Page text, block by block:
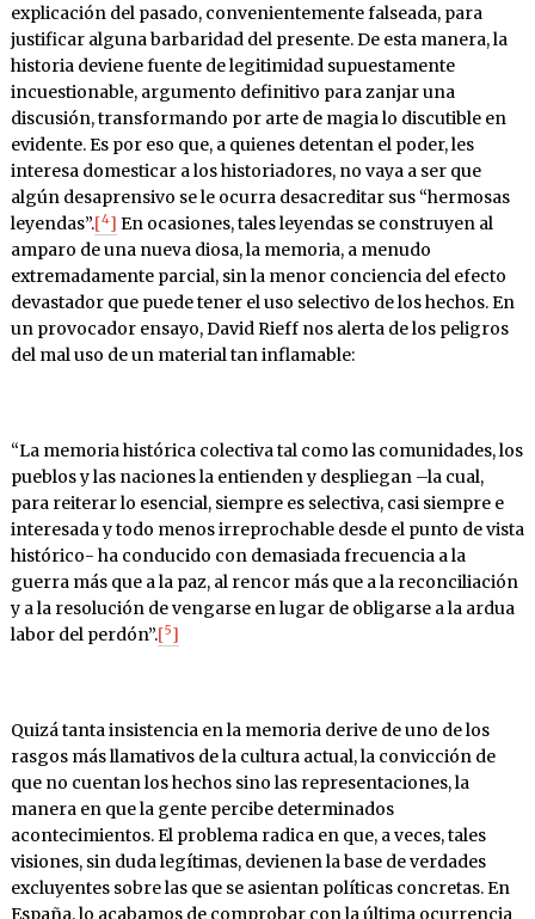
explicación del pasado, convenientemente falseada, para
justificar alguna barbaridad del presente. De esta manera, la
historia deviene fuente de legitimidad supuestamente
incuestionable, argumento definitivo para zanjar una
discusión, transformando por arte de magia lo discutible en
evidente. Es por eso que, a quienes detentan el poder, les
interesa domesticar a los historiadores, no vaya a ser que
algún desaprensivo se le ocurra desacreditar sus “hermosas
leyendas”.[4] En ocasiones, tales leyendas se construyen al
amparo de una nueva diosa, la memoria, a menudo
extremadamente parcial, sin la menor conciencia del efecto
devastador que puede tener el uso selectivo de los hechos. En
un provocador ensayo, David Rieff nos alerta de los peligros
del mal uso de un material tan inflamable:
“La memoria histórica colectiva tal como las comunidades, los
pueblos y las naciones la entienden y despliegan –la cual,
para reiterar lo esencial, siempre es selectiva, casi siempre e
interesada y todo menos irreprochable desde el punto de vista
histórico- ha conducido con demasiada frecuencia a la
guerra más que a la paz, al rencor más que a la reconciliación
y a la resolución de vengarse en lugar de obligarse a la ardua
labor del perdón”.[5]
Quizá tanta insistencia en la memoria derive de uno de los
rasgos más llamativos de la cultura actual, la convicción de
que no cuentan los hechos sino las representaciones, la
manera en que la gente percibe determinados
acontecimientos. El problema radica en que, a veces, tales
visiones, sin duda legítimas, devienen la base de verdades
excluyentes sobre las que se asientan políticas concretas. En